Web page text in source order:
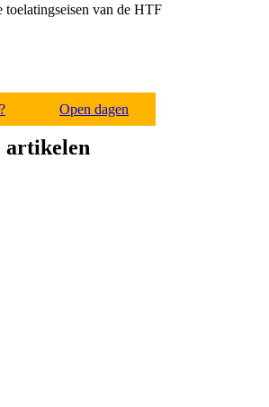
toelatingseisen van de HTF
Open dagen
artikelen